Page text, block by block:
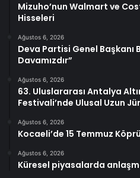
Mizuho’nun Walmart ve
Hisseleri
Ağustos 6, 2026
Deva Partisi Genel Başkanı
Davamızdır”
Ağustos 6, 2026
63. Uluslararası Antalya
Festivali’nde Ulusal Uzun
Ağustos 6, 2026
Kocaeli’de 15 Temmuz
Ağustos 6, 2026
Küresel piyasalarda